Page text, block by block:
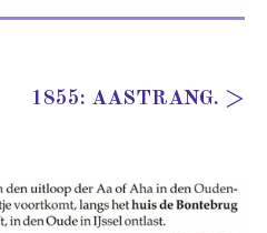
1855: AASTRANG. >